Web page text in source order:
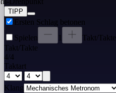
TIPP
Ersten Schlag betonen
Spielen
1 Takt/Takte
Takt/Takte
4/4
Taktart
/
Klang